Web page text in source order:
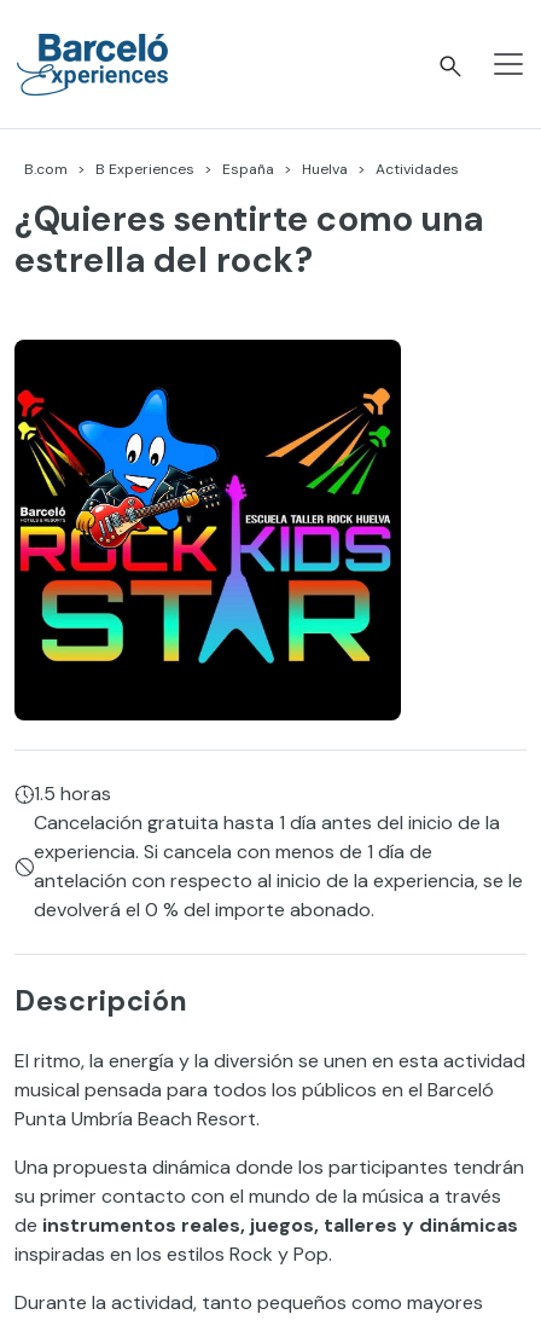
content
B.com B Experiences España Huelva Actividades
¿Quieres sentirte como una
estrella del rock?
1.5 horas
Cancelación gratuita hasta 1 día antes del inicio de la
experiencia. Si cancela con menos de 1 día de
antelación con respecto al inicio de la experiencia, se le
devolverá el 0 % del importe abonado.
Descripción
El ritmo, la energía y la diversión se unen en esta actividad
musical pensada para todos los públicos en el Barceló
Punta Umbría Beach Resort.
Una propuesta dinámica donde los participantes tendrán
su primer contacto con el mundo de la música a través
de instrumentos reales, juegos, talleres y dinámicas
inspiradas en los estilos Rock y Pop.
Durante la actividad, tanto pequeños como mayores